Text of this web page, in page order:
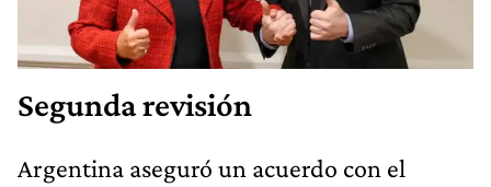
Segunda revisión
Argentina aseguró un acuerdo con el